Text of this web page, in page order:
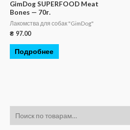
GimDog SUPERFOOD Meat
Bones — 70г.
Лакомства для собак "GimDog"
₴ 97.00
Подробнее